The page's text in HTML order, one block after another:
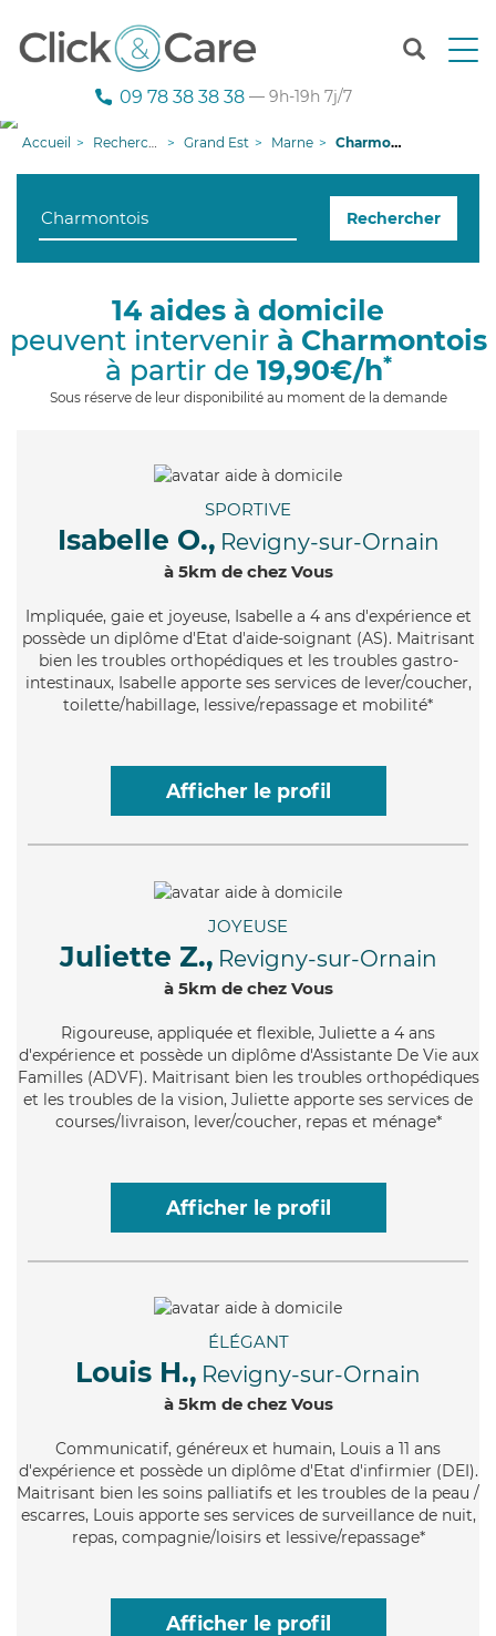
T
n
g
i
09 78 38 38 38 — 9h-19h 7j/7
Accueil Recherche aide à domicile Grand Est Marne Charmontois
Rechercher
14 aides à domicile
peuvent intervenir à Charmontois
à partir de 19,90€/h*
Sous réserve de leur disponibilité au moment de la demande
SPORTIVE
Isabelle O., Revigny-sur-Ornain
à 5km de chez Vous
Impliquée, gaie et joyeuse, Isabelle a 4 ans d'expérience et
possède un diplôme d'Etat d'aide-soignant (AS). Maitrisant
bien les troubles orthopédiques et les troubles gastro-
intestinaux, Isabelle apporte ses services de lever/coucher,
toilette/habillage, lessive/repassage et mobilité*
Afficher le profil
JOYEUSE
Juliette Z., Revigny-sur-Ornain
à 5km de chez Vous
Rigoureuse, appliquée et flexible, Juliette a 4 ans
d'expérience et possède un diplôme d'Assistante De Vie aux
Familles (ADVF). Maitrisant bien les troubles orthopédiques
et les troubles de la vision, Juliette apporte ses services de
courses/livraison, lever/coucher, repas et ménage*
Afficher le profil
ÉLÉGANT
Louis H., Revigny-sur-Ornain
à 5km de chez Vous
Communicatif, généreux et humain, Louis a 11 ans
d'expérience et possède un diplôme d'Etat d'infirmier (DEI).
Maitrisant bien les soins palliatifs et les troubles de la peau /
escarres, Louis apporte ses services de surveillance de nuit,
repas, compagnie/loisirs et lessive/repassage*
Afficher le profil